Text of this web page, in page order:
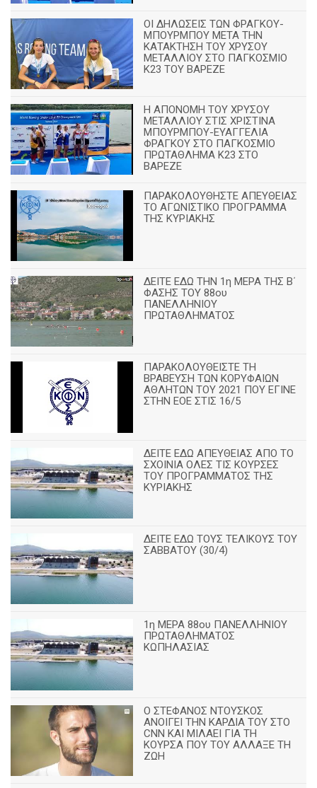
ΟΙ ΔΗΛΩΣΕΙΣ ΤΩΝ ΦΡΑΓΚΟΥ-
ΜΠΟΥΡΜΠΟΥ ΜΕΤΑ ΤΗΝ
ΚΑΤΑΚΤΗΣΗ ΤΟΥ ΧΡΥΣΟΥ
ΜΕΤΑΛΛΙΟΥ ΣΤΟ ΠΑΓΚΟΣΜΙΟ
Κ23 ΤΟΥ ΒΑΡΕΖΕ
Η ΑΠΟΝΟΜΗ ΤΟΥ ΧΡΥΣΟΥ
ΜΕΤΑΛΛΙΟΥ ΣΤΙΣ ΧΡΙΣΤΙΝΑ
ΜΠΟΥΡΜΠΟΥ-ΕΥΑΓΓΕΛΙΑ
ΦΡΑΓΚΟΥ ΣΤΟ ΠΑΓΚΟΣΜΙΟ
ΠΡΩΤΑΘΛΗΜΑ Κ23 ΣΤΟ
ΒΑΡΕΖΕ
ΠΑΡΑΚΟΛΟΥΘΗΣΤΕ ΑΠΕΥΘΕΙΑΣ
ΤΟ ΑΓΩΝΙΣΤΙΚΟ ΠΡΟΓΡΑΜΜΑ
ΤΗΣ ΚΥΡΙΑΚΗΣ
ΔΕΙΤΕ ΕΔΩ ΤΗΝ 1η ΜΕΡΑ ΤΗΣ Β΄
ΦΑΣΗΣ ΤΟΥ 88ου
ΠΑΝΕΛΛΗΝΙΟΥ
ΠΡΩΤΑΘΛΗΜΑΤΟΣ
ΠΑΡΑΚΟΛΟΥΘΕΙΣΤΕ ΤΗ
ΒΡΑΒΕΥΣΗ ΤΩΝ ΚΟΡΥΦΑΙΩΝ
ΑΘΛΗΤΩΝ ΤΟΥ 2021 ΠΟΥ ΕΓΙΝΕ
ΣΤΗΝ ΕΟΕ ΣΤΙΣ 16/5
ΔΕΙΤΕ ΕΔΩ ΑΠΕΥΘΕΙΑΣ ΑΠΟ ΤΟ
ΣΧΟΙΝΙΑ ΟΛΕΣ ΤΙΣ ΚΟΥΡΣΕΣ
ΤΟΥ ΠΡΟΓΡΑΜΜΑΤΟΣ ΤΗΣ
ΚΥΡΙΑΚΗΣ
ΔΕΙΤΕ ΕΔΩ ΤΟΥΣ ΤΕΛΙΚΟΥΣ ΤΟΥ
ΣΑΒΒΑΤΟΥ (30/4)
1η ΜΕΡΑ 88ου ΠΑΝΕΛΛΗΝΙΟΥ
ΠΡΩΤΑΘΛΗΜΑΤΟΣ
ΚΩΠΗΛΑΣΙΑΣ
Ο ΣΤΕΦΑΝΟΣ ΝΤΟΥΣΚΟΣ
ΑΝΟΙΓΕΙ ΤΗΝ ΚΑΡΔΙΑ ΤΟΥ ΣΤΟ
CNN ΚΑΙ ΜΙΛΑΕΙ ΓΙΑ ΤΗ
ΚΟΥΡΣΑ ΠΟΥ ΤΟΥ ΑΛΛΑΞΕ ΤΗ
ΖΩΗ